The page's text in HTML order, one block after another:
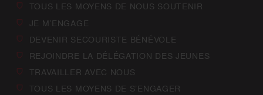
TOUS LES MOYENS DE NOUS SOUTENIR
JE M’ENGAGE
DEVENIR SECOURISTE BÉNÉVOLE
REJOINDRE LA DÉLÉGATION DES JEUNES
TRAVAILLER AVEC NOUS
TOUS LES MOYENS DE S’ENGAGER